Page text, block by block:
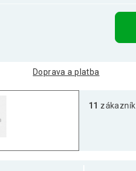
Doprava a platba
11